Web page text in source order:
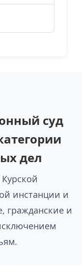
суд
дел
инстанции и
гражданские и